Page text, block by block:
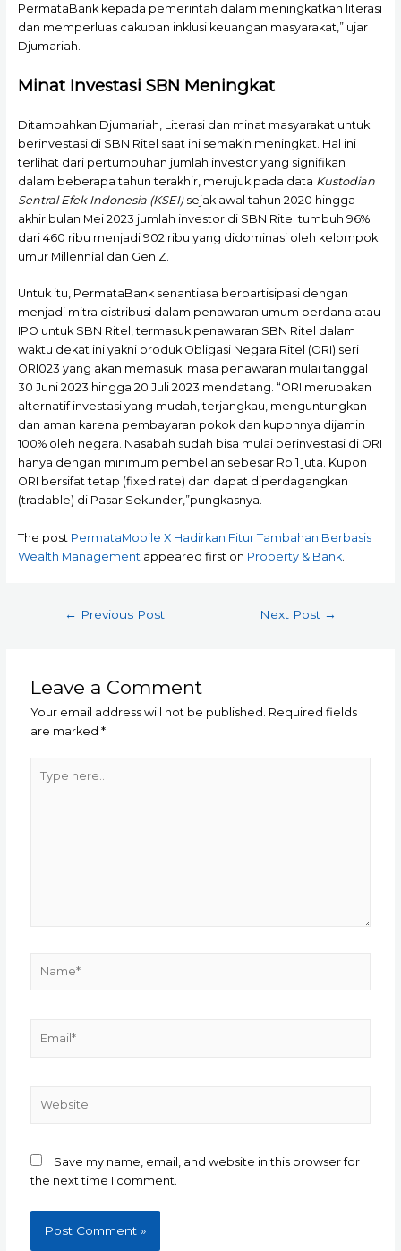
PermataBank kepada pemerintah dalam meningkatkan literasi
dan memperluas cakupan inklusi keuangan masyarakat,” ujar
Djumariah.
Minat Investasi SBN Meningkat
Ditambahkan Djumariah, Literasi dan minat masyarakat untuk
berinvestasi di SBN Ritel saat ini semakin meningkat. Hal ini
terlihat dari pertumbuhan jumlah investor yang signifikan
dalam beberapa tahun terakhir, merujuk pada data Kustodian
Sentral Efek Indonesia (KSEI)sejak awal tahun 2020 hingga
akhir bulan Mei 2023 jumlah investor di SBN Ritel tumbuh 96%
dari 460 ribu menjadi 902 ribu yang didominasi oleh kelompok
umur Millennial dan Gen Z.
Untuk itu, PermataBank senantiasa berpartisipasi dengan
menjadi mitra distribusi dalam penawaran umum perdana atau
IPO untuk SBN Ritel, termasuk penawaran SBN Ritel dalam
waktu dekat ini yakni produk Obligasi Negara Ritel (ORI) seri
ORI023 yang akan memasuki masa penawaran mulai tanggal
30 Juni 2023 hingga 20 Juli 2023 mendatang. “ORI merupakan
alternatif investasi yang mudah, terjangkau, menguntungkan
dan aman karena pembayaran pokok dan kuponnya dijamin
100% oleh negara. Nasabah sudah bisa mulai berinvestasi di ORI
hanya dengan minimum pembelian sebesar Rp 1 juta. Kupon
ORI bersifat tetap (fixed rate) dan dapat diperdagangkan
(tradable) di Pasar Sekunder,”pungkasnya.
The post PermataMobile X Hadirkan Fitur Tambahan Berbasis
Wealth Management appeared first on Property & Bank.
← Previous Post Next Post →
Leave a Comment
Your email address will not be published. Required fields
are marked*
here..
Save my name, email, and website in this browser for
the next time I comment.